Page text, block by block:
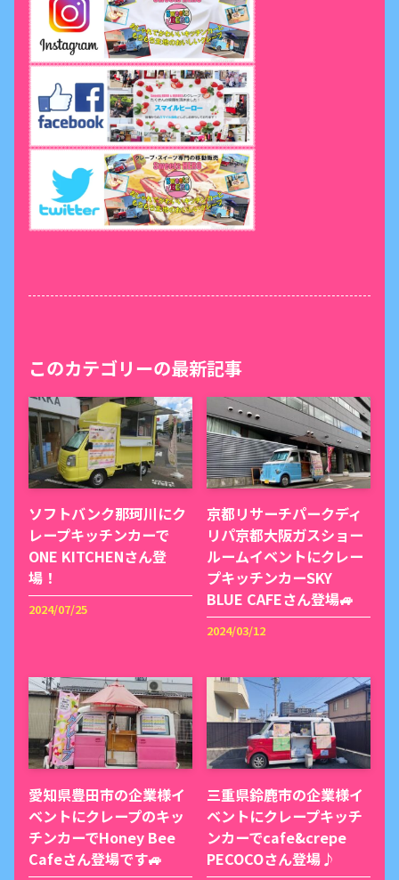
このカテゴリーの最新記事
ソフトバンク那珂川にク
レープキッチンカーで
ONE KITCHENさん登
場！
2024/07/25
京都リサーチパークディ
リパ京都大阪ガスショー
ルームイベントにクレー
プキッチンカーSKY
BLUE CAFEさん登場🚙
2024/03/12
愛知県豊田市の企業様イ
ベントにクレープのキッ
チンカーでHoney Bee
Cafeさん登場です🚙
三重県鈴鹿市の企業様イ
ベントにクレープキッチ
ンカーでcafe&crepe
PECOCOさん登場♪